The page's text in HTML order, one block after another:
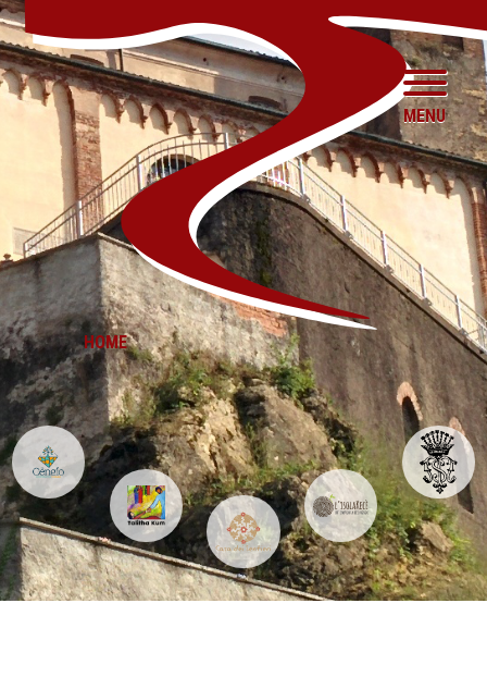
HOME
MENU